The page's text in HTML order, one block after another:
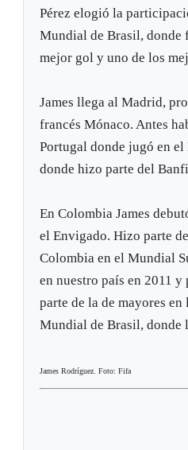
Pérez elogió la
Mundial de Brasil, donde
mejor gol y uno de los
James llega al Madrid,
francés Mónaco. Antes
Portugal donde jugó en
donde hizo parte del
En Colombia James
el Envigado. Hizo parte
Colombia en el Mundial
en nuestro país en 2011
parte de la de mayores
Mundial de Brasil, donde
James Rodríguez. Foto: Fifa